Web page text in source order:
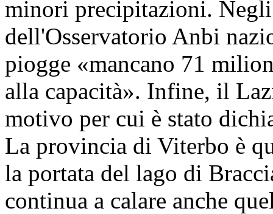
minori precipitazioni.
dell'Osservatorio Anbi
piogge «mancano 71
alla capacità». Infine, il
motivo per cui è stato
La provincia di Viterbo è
la portata del lago di
continua a calare anche